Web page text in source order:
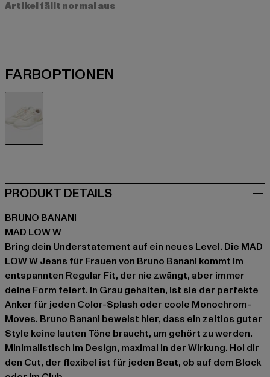
Artikel fällt normal aus
FARBOPTIONEN
PRODUKT DETAILS
BRUNO BANANI
MAD LOW W
Bring dein Understatement auf ein neues Level. Die MAD
LOW W Jeans für Frauen von Bruno Banani kommt im
entspannten Regular Fit, der nie zwängt, aber immer
deine Form feiert. In Grau gehalten, ist sie der perfekte
Anker für jeden Color-Splash oder coole Monochrom-
Moves. Bruno Banani beweist hier, dass ein zeitlos guter
Style keine lauten Töne braucht, um gehört zu werden.
Minimalistisch im Design, maximal in der Wirkung. Hol dir
den Cut, der flexibel ist für jeden Beat, ob auf dem Block